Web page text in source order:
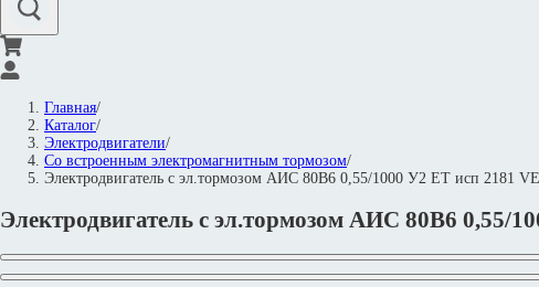
Главная/
Каталог/
Электродвигатели/
Со встроенным электромагнитным тормозом/
Электродвигатель с эл.тормозом АИС 80В6 0,55/1000 У2 ET исп 2181
Электродвигатель с эл.тормозом АИС 80В6 0,55/